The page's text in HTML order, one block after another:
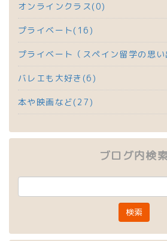
オンラインクラス(0)
プライベート(16)
プライベート（スペイン留学の思
バレエも大好き(6)
本や映画など(27)
ブログ内検